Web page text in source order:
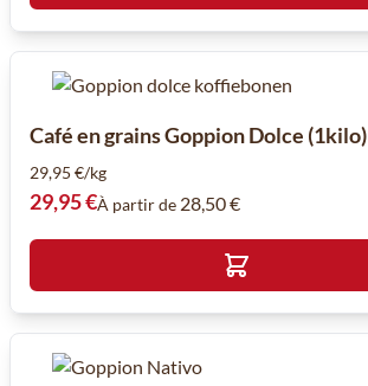
Café en grains Goppion Dolce (1kilo)
29,95 €/kg
29,95 €À partir de 28,50 €